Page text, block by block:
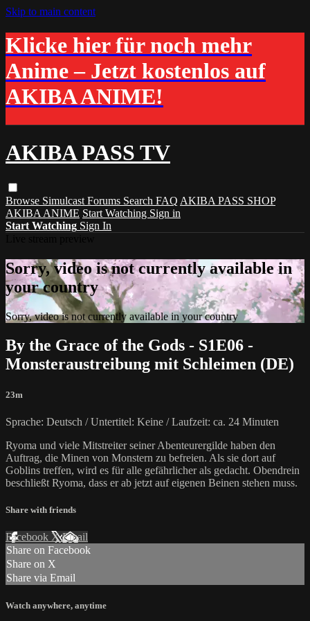
Skip to main content
Klicke hier für noch mehr
Anime – Jetzt kostenlos auf
AKIBA ANIME!
AKIBA PASS TV
Browse Simulcast Forums Search FAQ AKIBA PASS SHOP
AKIBA ANIME Start Watching Sign in
Start Watching Sign In
Sorry, video is not currently available in
your country
Sorry, video is not currently available in your country
By the Grace of the Gods - S1E06 -
Monsteraustreibung mit Schleimen (DE)
23m
Sprache: Deutsch / Untertitel: Keine / Laufzeit: ca. 24 Minuten
Ryoma und viele Mitstreiter seiner Abenteurergilde haben den
Auftrag, die Minen von Monstern zu befreien. Als sie dort auf
Goblins treffen, wird es für alle gefährlicher als gedacht. Obendrein
beschließt Ryoma, dass er ab jetzt auf eigenen Beinen stehen muss.
Share with friends
Facebook XEmail
Share on Facebook
Share on X
Share via Email
Watch anywhere, anytime